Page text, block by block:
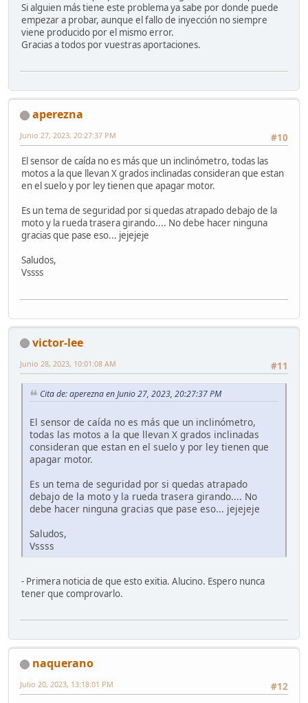
Si alguien más tiene este problema ya sabe por donde puede
empezar a probar, aunque el fallo de inyección no siempre
viene producido por el mismo error.
Gracias a todos por vuestras aportaciones.
aperezna
#10
Junio 27, 2023, 20:27:37 PM
El sensor de caída no es más que un inclinómetro, todas las
motos a la que llevan X grados inclinadas consideran que estan
en el suelo y por ley tienen que apagar motor.
Es un tema de seguridad por si quedas atrapado debajo de la
moto y la rueda trasera girando.... No debe hacer ninguna
gracias que pase eso... jejejeje
Saludos,
Vssss
victor-lee
#11
Junio 28, 2023, 10:01:08 AM
Cita de: aperezna en Junio 27, 2023, 20:27:37 PM
El sensor de caída no es más que un inclinómetro,
todas las motos a la que llevan X grados inclinadas
consideran que estan en el suelo y por ley tienen que
apagar motor.
Es un tema de seguridad por si quedas atrapado
debajo de la moto y la rueda trasera girando.... No
debe hacer ninguna gracias que pase eso... jejejeje
Saludos,
Vssss
- Primera noticia de que esto exitia. Alucino. Espero nunca
tener que comprovarlo.
naquerano
#12
Julio 20, 2023, 13:18:01 PM